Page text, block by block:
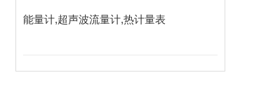
能量计,超声波流量计,热计量表